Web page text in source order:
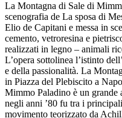
La Montagna di Sale di
scenografia de La sposa di
Elio de Capitani e messa in
cemento, vetroresina e
realizzati in legno – animali
L’opera sottolinea l’istinto
e della passionalità. La
in Piazza del Plebiscito a
Mimmo Paladino è un grande
negli anni ’80 fu tra i
movimento teorizzato da